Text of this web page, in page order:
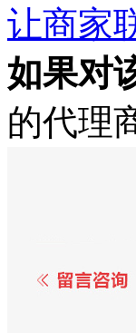
让商家
如果对
的代理